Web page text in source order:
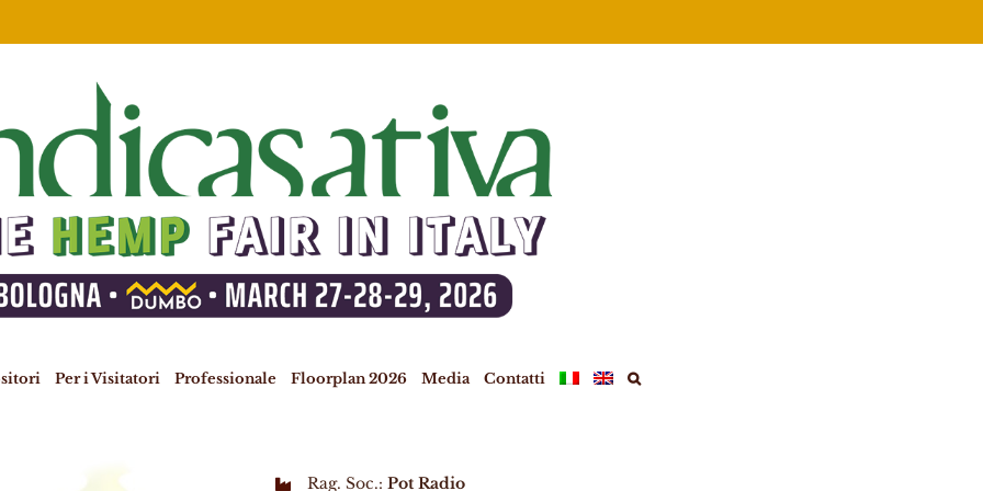
Per i Visitatori Professionale Floorplan 2026 Media Contatti
Rag. Soc.: Pot Radio